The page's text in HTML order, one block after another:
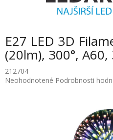
E27 LED 3D
(20lm), 300°, A60,
212704
Priemerné
Neohodnotené Podrobnosti